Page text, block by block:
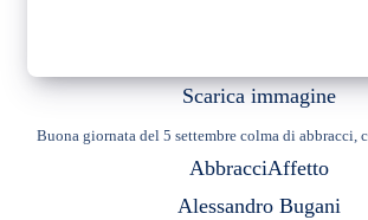
Scarica immagine
Buona giornata del 5 settembre colma di abbracci,
AbbracciAffetto
Alessandro Bugani